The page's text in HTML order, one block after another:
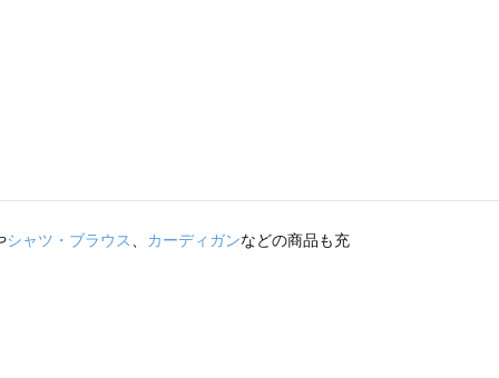
シャツ・ブラウス カーディガンなどの商品も充